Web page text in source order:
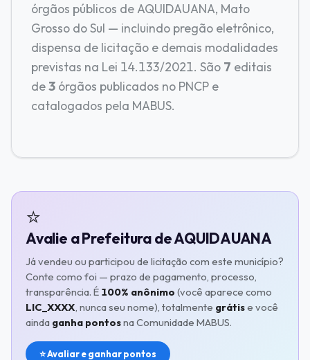
órgãos públicos de AQUIDAUANA, Mato
Grosso do Sul — incluindo pregão eletrônico,
dispensa de licitação e demais modalidades
previstas na Lei 14.133/2021. São 7 editais
de3 órgãos publicados no PNCP e
catalogados pela MABUS.
⭐
Avalie a Prefeitura de AQUIDAUANA
Já vendeu ou participou de licitação com este município?
Conte como foi — prazo de pagamento, processo,
transparência. É 100% anônimo (você aparece como
LIC_XXXX, nunca seu nome), totalmente grátise você
ainda ganha pontosna Comunidade MABUS.
⭐ Avaliar e ganhar pontos